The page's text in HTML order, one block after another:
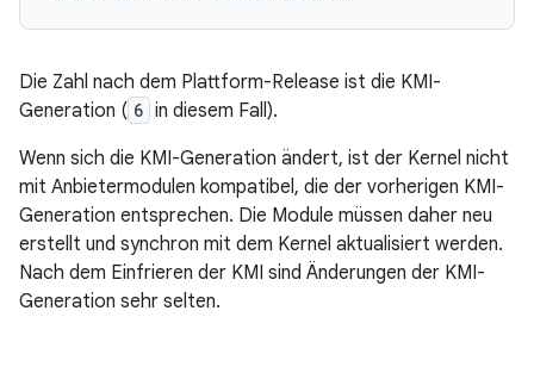
Die Zahl nach dem Plattform-Release ist die KMI-
Generation ( 6 in diesem Fall).
Wenn sich die KMI-Generation ändert, ist der Kernel nicht
mit Anbietermodulen kompatibel, die der vorherigen KMI-
Generation entsprechen. Die Module müssen daher neu
erstellt und synchron mit dem Kernel aktualisiert werden.
Nach dem Einfrieren der KMI sind Änderungen der KMI-
Generation sehr selten.